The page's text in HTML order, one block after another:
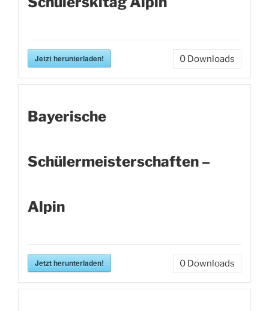
Jetzt herunterladen! 0 Downloads
Bayerische
Schülermeisterschaften –
Alpin
Jetzt herunterladen! 0 Downloads